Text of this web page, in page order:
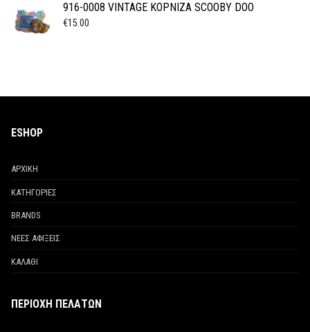
916-0008 VINTAGE ΚΟΡΝΙΖΑ SCOOBY DOO
€15.00
ESHOP
ΑΡΧΙΚΗ
ΚΑΤΗΓΟΡΙΕΣ
BRANDS
ΝΕΕΣ ΑΦΙΞΕΙΣ
ΚΑΛΑΘΙ
ΠΕΡΙΟΧΗ ΠΕΛΑΤΩΝ